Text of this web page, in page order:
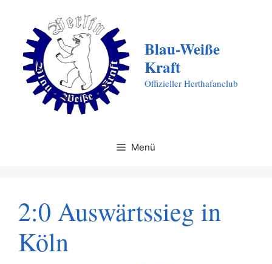
springen
Blau-Weiße
Kraft
Offizieller Herthafanclub
Menü
2:0 Auswärtssieg in
Köln